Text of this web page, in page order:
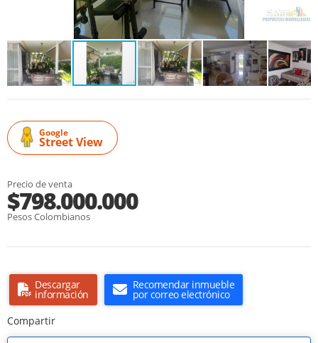
Google
Street View
Precio de venta
$798.000.000
Pesos Colombianos
Descargar
información
Recomendar inmueble
por correo electrónico
Compartir